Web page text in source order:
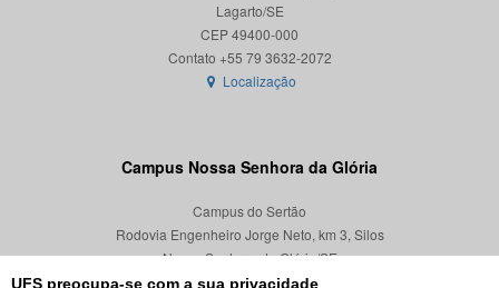
UFS preocupa-se com a sua privacidade
Lagarto/SE
CEP 49400-000
Localização
Campus Nossa Senhora da Glória
Campus do Sertão
Rodovia Engenheiro Jorge Neto, km 3, Silos
Nossa Senhora da Glória/SE
CEP 49680-000